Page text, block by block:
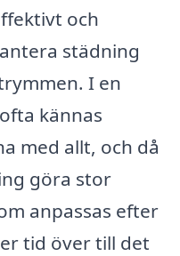
och
städning
I en
kännas
med allt, och då
göra stor
anpassas efter
tid över till det